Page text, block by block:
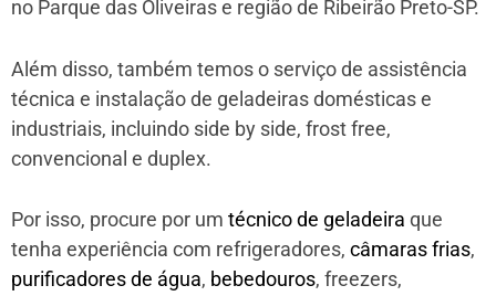
no Parque das Oliveiras e região de Ribeirão Preto-SP.
Além disso, também temos o serviço de assistência
técnica e instalação de geladeiras domésticas e
industriais, incluindo side by side, frost free,
convencional e duplex.
Por isso, procure por um técnico de geladeira que
tenha experiência com refrigeradores, câmaras frias,
purificadores de água, bebedouros, freezers,